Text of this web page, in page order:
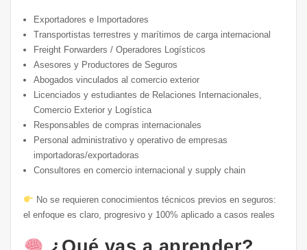
Exportadores e Importadores
Transportistas terrestres y marítimos de carga internacional
Freight Forwarders / Operadores Logísticos
Asesores y Productores de Seguros
Abogados vinculados al comercio exterior
Licenciados y estudiantes de Relaciones Internacionales,
Comercio Exterior y Logística
Responsables de compras internacionales
Personal administrativo y operativo de empresas
importadoras/exportadoras
Consultores en comercio internacional y supply chain
No se requieren conocimientos técnicos previos en seguros:
el enfoque es claro, progresivo y 100% aplicado a casos reales